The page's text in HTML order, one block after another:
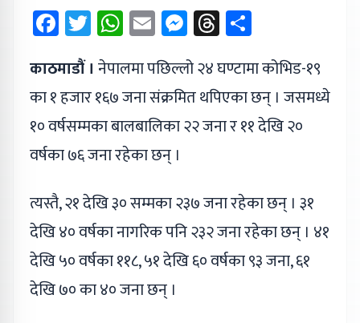
Facebook
Twitter
WhatsApp
EmailMessenger
Threads
काठमाडौं । नेपालमा पछिल्लो २४ घण्टामा कोभिड-१९
का १ हजार १६७ जना संक्रमित थपिएका छन् । जसमध्ये
१० वर्षसम्मका बालबालिका २२ जना र ११ देखि २०
वर्षका ७६ जना रहेका छन् ।
त्यस्तै, २१ देखि ३० सम्मका २३७ जना रहेका छन् । ३१
देखि ४० वर्षका नागरिक पनि २३२ जना रहेका छन् । ४१
देखि ५० वर्षका ११८, ५१ देखि ६० वर्षका ९३ जना, ६१
देखि ७० का ४० जना छन् ।